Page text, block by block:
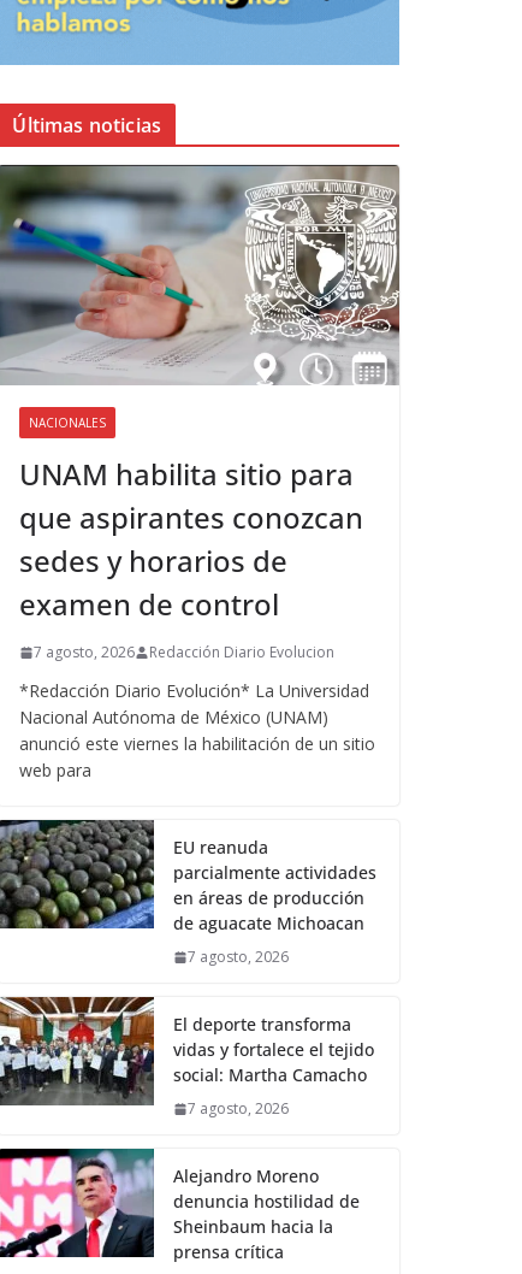
Últimas noticias
NACIONALES
UNAM habilita sitio para
que aspirantes conozcan
sedes y horarios de
examen de control
7 agosto, 2026 Redacción Diario Evolucion
*Redacción Diario Evolución* La Universidad
Nacional Autónoma de México (UNAM)
anunció este viernes la habilitación de un sitio
web para
EU reanuda
parcialmente actividades
en áreas de producción
de aguacate Michoacan
7 agosto, 2026
El deporte transforma
vidas y fortalece el tejido
social: Martha Camacho
7 agosto, 2026
Alejandro Moreno
denuncia hostilidad de
Sheinbaum hacia la
prensa crítica